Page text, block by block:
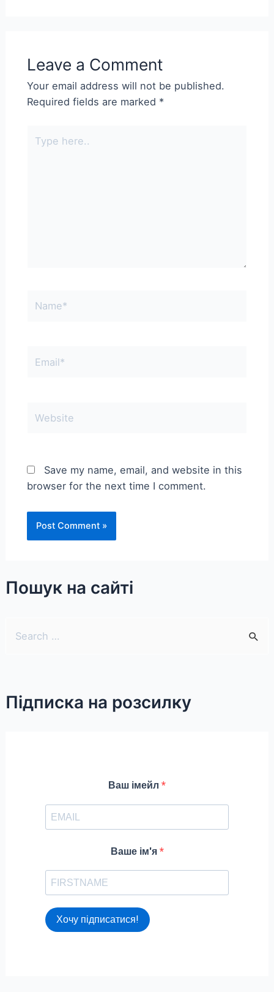
Пошук на сайті
cПідписка на розсилку
Ваш імейл
Ваше ім'я
Хочу підписатися!
Leave a Comment
Your email address will not be published.
Required fields are marked *
here..
Save my name, email, and website in this
browser for the next time I comment.